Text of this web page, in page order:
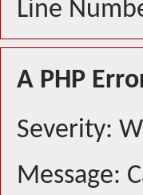
Line
A PHP
Severity:
Message: